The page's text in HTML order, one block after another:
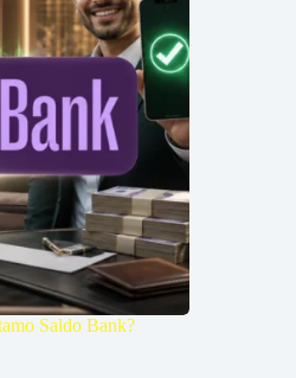
Saldo Bank?